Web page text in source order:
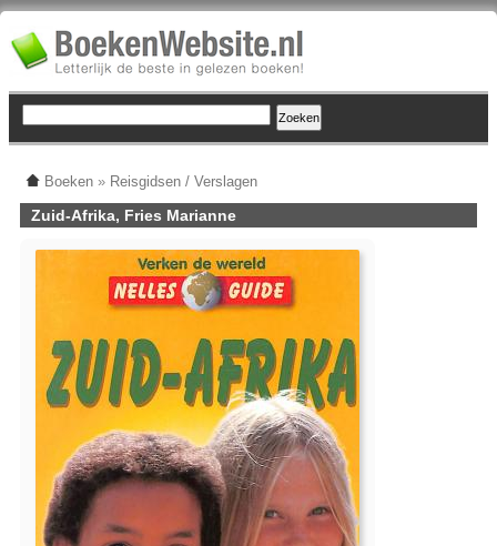
Boeken » Reisgidsen / Verslagen
Zuid-Afrika, Fries Marianne